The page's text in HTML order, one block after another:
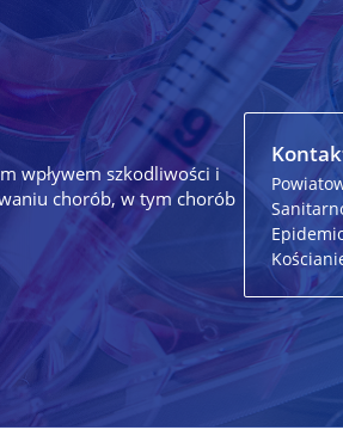
wpływem szkodliwości i
chorób, w tym chorób